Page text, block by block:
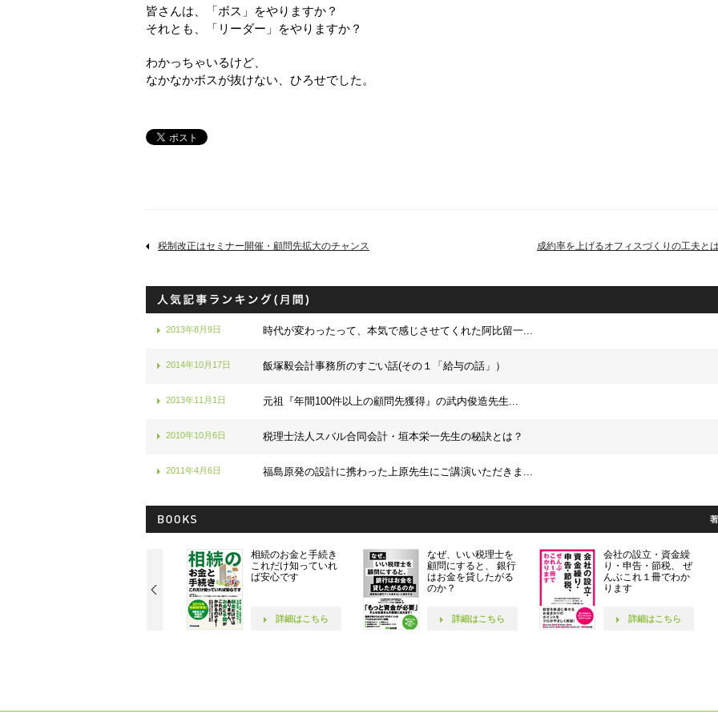
皆さんは、「ボス」をやりますか？
それとも、「リーダー」をやりますか？
わかっちゃいるけど、
なかなかボスが抜けない、ひろせでした。
税制改正はセミナー開催・顧問先拡大のチャンス 成約率を上げるオフィスづくりの工夫と
2013年8月9日 時代が変わったって、本気で感じさせてくれた阿比留一...
2014年10月17日 飯塚毅会計事務所のすごい話(その１「給与の話」）
2013年11月1日 元祖『年間100件以上の顧問先獲得』の武内俊造先生...
2010年10月6日 税理士法人スバル合同会計・垣本栄一先生の秘訣とは？
2011年4月6日 福島原発の設計に携わった上原先生にご講演いただきま...
相続のお金と手続き
これだけ知っていれ
ば安心です
詳細はこちら
なぜ、いい税理士を
顧問にすると、 銀行
はお金を貸したがる
のか？
詳細はこちら
会社の設立・資金繰
り・申告・節税、 ぜ
んぶこれ１冊でわか
ります
詳細はこちら